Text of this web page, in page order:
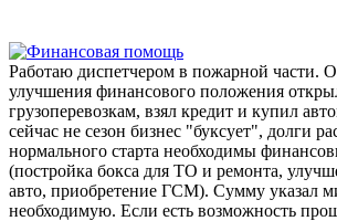
Работаю диспетчером в пожарной части.
улучшения финансового положения
грузоперевозкам, взял кредит и купил
сейчас не сезон бизнес "буксует", долги
нормального старта необходимы
(постройка бокса для ТО и ремонта,
авто, приобретение ГСМ). Сумму указал
необходимую. Если есть возможность